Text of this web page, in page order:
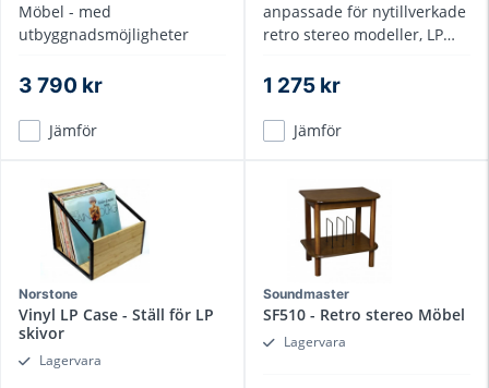
Möbel - med
utbyggnadsmöjligheter
3 790 kr
Jämför
anpassade för nytillverkade
retro stereo modeller, LP
1 275 kr
Jämför
Norstone
Vinyl LP Case - Ställ för LP
skivor
Lagervara
Soundmaster
SF510 - Retro stereo Möbel
Lagervara